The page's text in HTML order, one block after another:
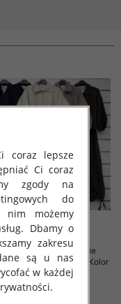
damskie (Włoskie
Roz Standard, Mix Kolor
Paczka 5 szt
125.00 zł
coraz lepsze
Ci coraz
zgody na
do
nim możemy
Dbamy o
zakresu
są u nas
w każdej